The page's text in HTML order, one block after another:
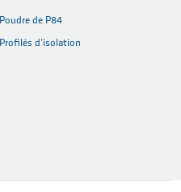
Poudre de P84
Profilés d’isolation